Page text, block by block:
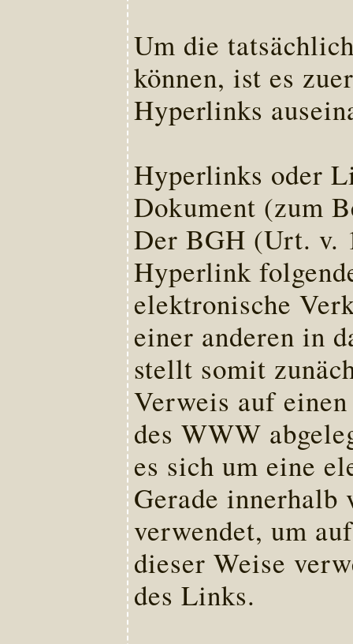
Um die
können, ist es
Hyperlinks
Hyperlinks oder
Dokument (zum
Der BGH (Urt. v.
Hyperlink
elektronische
einer anderen in
stellt somit
Verweis auf
des WWW
es sich um eine
Gerade innerhalb
verwendet, um
dieser Weise
des Links.